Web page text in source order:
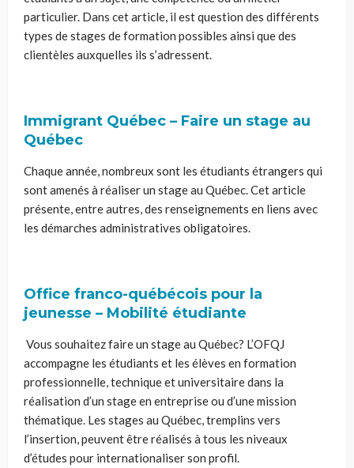
particulier. Dans cet article, il est question des différents
types de stages de formation possibles ainsi que des
clientèles auxquelles ils s’adressent.
Immigrant Québec – Faire un stage au
Québec
Chaque année, nombreux sont les étudiants étrangers qui
sont amenés à réaliser un stage au Québec. Cet article
présente, entre autres, des renseignements en liens avec
les démarches administratives obligatoires.
Office franco-québécois pour la
jeunesse – Mobilité étudiante
Vous souhaitez faire un stage au Québec? L’OFQJ
accompagne les étudiants et les élèves en formation
professionnelle, technique et universitaire dans la
réalisation d’un stage en entreprise ou d’une mission
thématique. Les stages au Québec, tremplins vers
l’insertion, peuvent être réalisés à tous les niveaux
d’études pour internationaliser son profil.